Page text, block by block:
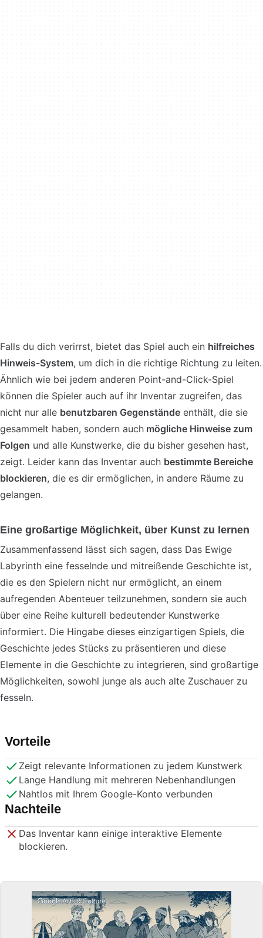
Falls du dich verirrst, bietet das Spiel auch ein hilfreiches
Hinweis-System, um dich in die richtige Richtung zu leiten.
Ähnlich wie bei jedem anderen Point-and-Click-Spiel
können die Spieler auch auf ihr Inventar zugreifen, das
nicht nur alle benutzbaren Gegenstände enthält, die sie
gesammelt haben, sondern auch mögliche Hinweise zum
Folgen und alle Kunstwerke, die du bisher gesehen hast,
zeigt. Leider kann das Inventar auch bestimmte Bereiche
blockieren, die es dir ermöglichen, in andere Räume zu
gelangen.
Eine großartige Möglichkeit, über Kunst zu lernen
Zusammenfassend lässt sich sagen, dass Das Ewige
Labyrinth eine fesselnde und mitreißende Geschichte ist,
die es den Spielern nicht nur ermöglicht, an einem
aufregenden Abenteuer teilzunehmen, sondern sie auch
über eine Reihe kulturell bedeutender Kunstwerke
informiert. Die Hingabe dieses einzigartigen Spiels, die
Geschichte jedes Stücks zu präsentieren und diese
Elemente in die Geschichte zu integrieren, sind großartige
Möglichkeiten, sowohl junge als auch alte Zuschauer zu
fesseln.
Vorteile
Zeigt relevante Informationen zu jedem Kunstwerk
Lange Handlung mit mehreren Nebenhandlungen
Nahtlos mit Ihrem Google-Konto verbunden
Nachteile
Das Inventar kann einige interaktive Elemente
blockieren.